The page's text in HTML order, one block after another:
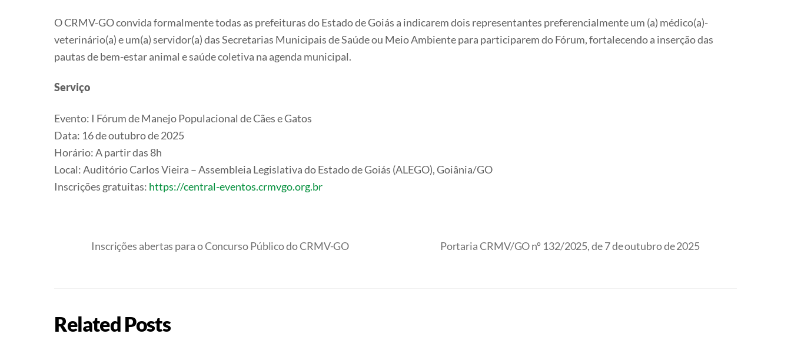
O CRMV-GO convida formalmente todas as prefeituras do Estado de Goiás a indicarem dois representantes preferencialmente um (a) médico(a)-
veterinário(a) e um(a) servidor(a) das Secretarias Municipais de Saúde ou Meio Ambiente para participarem do Fórum, fortalecendo a inserção das
pautas de bem-estar animal e saúde coletiva na agenda municipal.
Serviço
Evento: I Fórum de Manejo Populacional de Cães e Gatos
Data: 16 de outubro de 2025
Horário: A partir das 8h
Local: Auditório Carlos Vieira – Assembleia Legislativa do Estado de Goiás (ALEGO), Goiânia/GO
Inscrições gratuitas: https://central-eventos.crmvgo.org.br
Inscrições abertas para o Concurso Público do CRMV-GO Portaria CRMV/GO nº 132/2025, de 7 de outubro de 2025
Related Posts